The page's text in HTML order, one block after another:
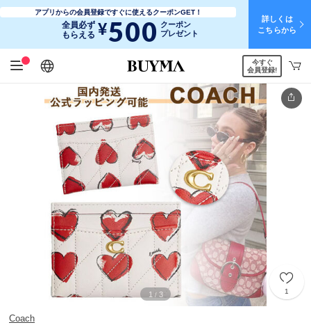
アプリからの会員登録ですぐに使えるクーポンGET！
全員必ず
もらえる ¥500 クーポン
プレゼント
詳しくは
こちらから
日本語
English
简体中文
繁體中文
今すぐ
会員登録!
1 / 3 1
Coach